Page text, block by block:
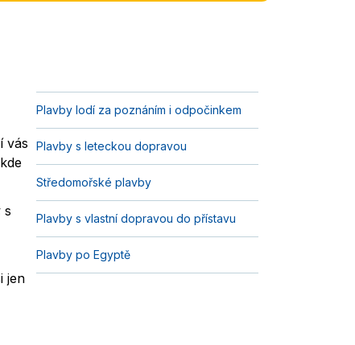
vás
s
jen
Plavby lodí za poznáním i odpočinkem
Plavby s leteckou dopravou
Středomořské plavby
Plavby s vlastní dopravou do přístavu
Plavby po Egyptě